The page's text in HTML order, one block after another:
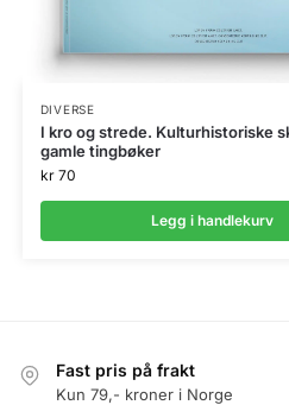
DIVERSE
I kro og strede. Kulturhistoriske
gamle tingbøker
kr70
Legg i handlekurv
Fast pris på frakt
Kun 79,- kroner i Norge